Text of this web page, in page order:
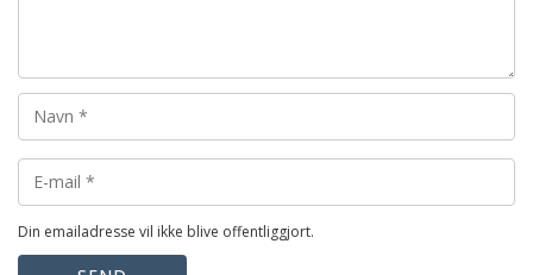
Din emailadresse vil ikke blive offentliggjort.